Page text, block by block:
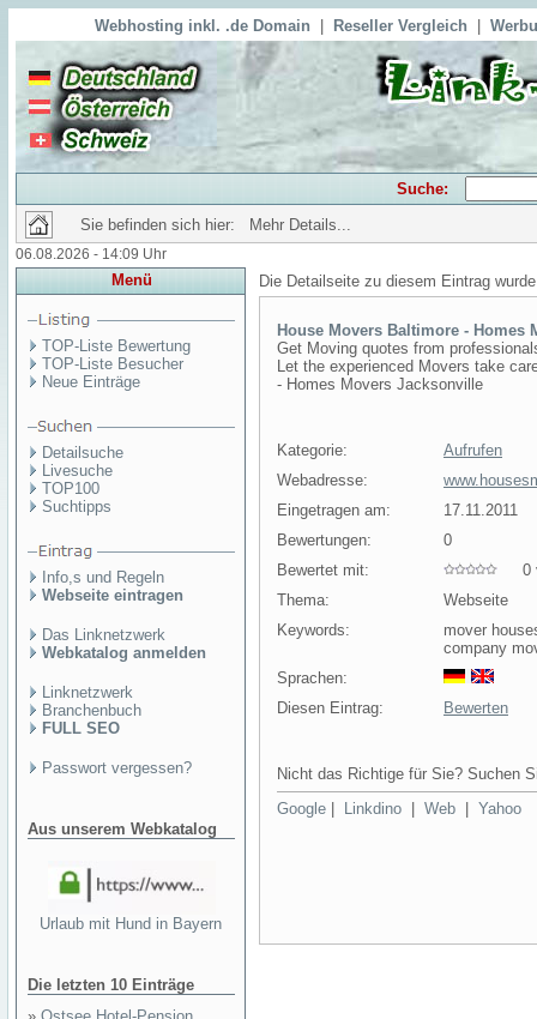
Webhosting inkl. .de Domain Reseller Vergleich
Suche:
Sie befinden sich hier: Mehr Details...
06.08.2026 - 14:09 Uhr
Menü
TOP-Liste Bewertung
TOP-Liste Besucher
Neue Einträge
Detailsuche
Livesuche
TOP100
Suchtipps
Info,s und Regeln
Webseite eintragen
Das Linknetzwerk
Webkatalog anmelden
Linknetzwerk
Branchenbuch
FULL SEO
Passwort vergessen?
Aus unserem Webkatalog
Urlaub mit Hund in Bayern
Die letzten 10 Einträge
Die Detailseite zu diesem Eintrag
House Movers Baltimore - Homes
Get Moving quotes from
Let the experienced Movers take
- Homes Movers Jacksonville
Kategorie:
Aufrufen
Webadresse:
Eingetragen am:
17.11.2011
Bewertungen:
0
Bewertet mit:
0
Thema:
Webseite
Keywords:
mover
company
Sprachen:
Diesen Eintrag:
Bewerten
Nicht das Richtige für Sie? Suchen
Google
Linkdino Web Yahoo